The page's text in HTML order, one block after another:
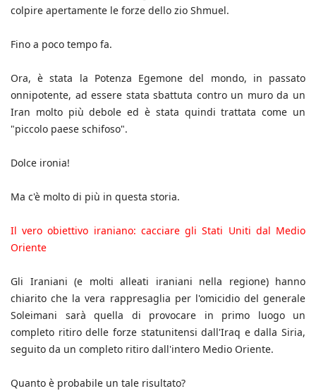
colpire apertamente le forze dello zio Shmuel.
Fino a poco tempo fa.
Ora, è stata la Potenza Egemone del mondo, in passato
onnipotente, ad essere stata sbattuta contro un muro da un
Iran molto più debole ed è stata quindi trattata come un
"piccolo paese schifoso".
Dolce ironia!
Ma c'è molto di più in questa storia.
Il vero obiettivo iraniano: cacciare gli Stati Uniti dal Medio
Oriente
Gli Iraniani (e molti alleati iraniani nella regione) hanno
chiarito che la vera rappresaglia per l'omicidio del generale
Soleimani sarà quella di provocare in primo luogo un
completo ritiro delle forze statunitensi dall'Iraq e dalla Siria,
seguito da un completo ritiro dall'intero Medio Oriente.
Quanto è probabile un tale risultato?